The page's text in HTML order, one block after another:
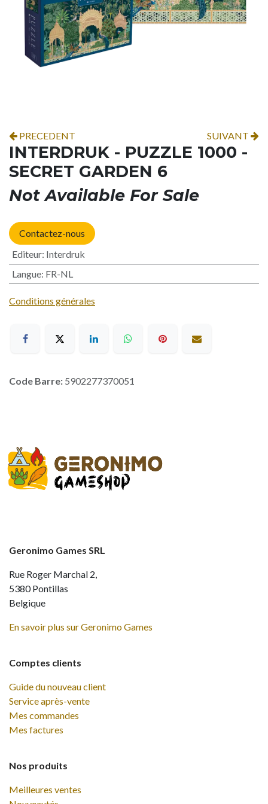
PRECEDENT SUIVANT
INTERDRUK - PUZZLE 1000 -
SECRET GARDEN 6
Not Available For Sale
Contactez-nous
Editeur: Interdruk
Langue: FR-NL
Conditions générales
Code Barre: 5902277370051
Comptes clients
Guide du nouveau client
Service après-vente
Mes commandes
Mes factures
Nos produits
Meilleures ventes
Geronimo Games SRL
Rue Roger Marchal 2,
5380 Pontillas
Belgique
En savoir plus sur Geronimo Games